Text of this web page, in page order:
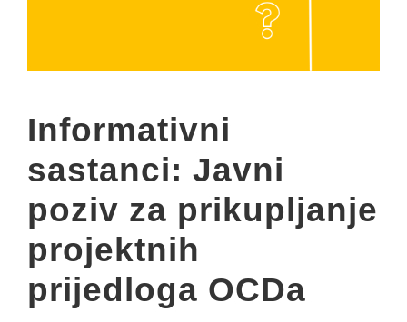
Informativni
sastanci: Javni
poziv za prikupljanje
projektnih
prijedloga OCDa